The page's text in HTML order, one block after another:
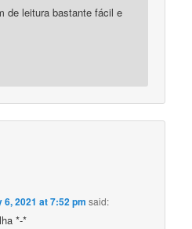
de leitura bastante fácil e
6, 2021 at 7:52 pm said:
*-*